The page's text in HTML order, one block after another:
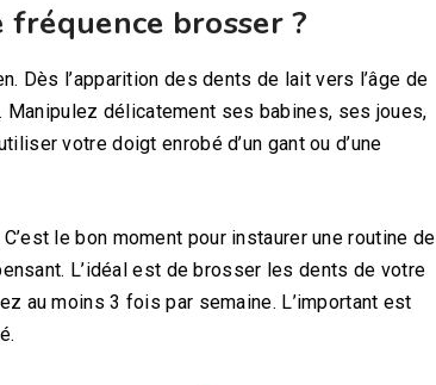
brosser ?
Dès l’apparition des dents de lait vers l’âge de
Manipulez délicatement ses babines, ses joues,
votre doigt enrobé d’un gant ou d’une
le bon moment pour instaurer une routine de
L’idéal est de brosser les dents de votre
au moins 3 fois par semaine. L’important est